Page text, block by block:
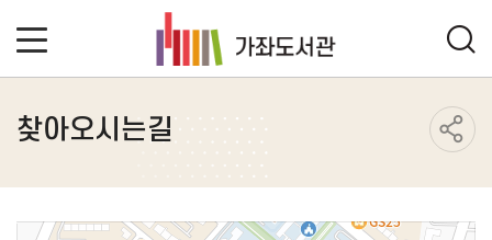
찾아오시는길